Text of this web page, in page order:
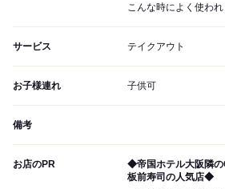
こんな時によく使われ
サービス テイクアウト
お子様連れ 子供可
備考
お店のPR
◆帝国ホテル大阪隣
板前寿司の人気店◆